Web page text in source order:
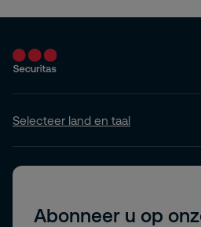
Selecteer land en taal
Abonneer u op